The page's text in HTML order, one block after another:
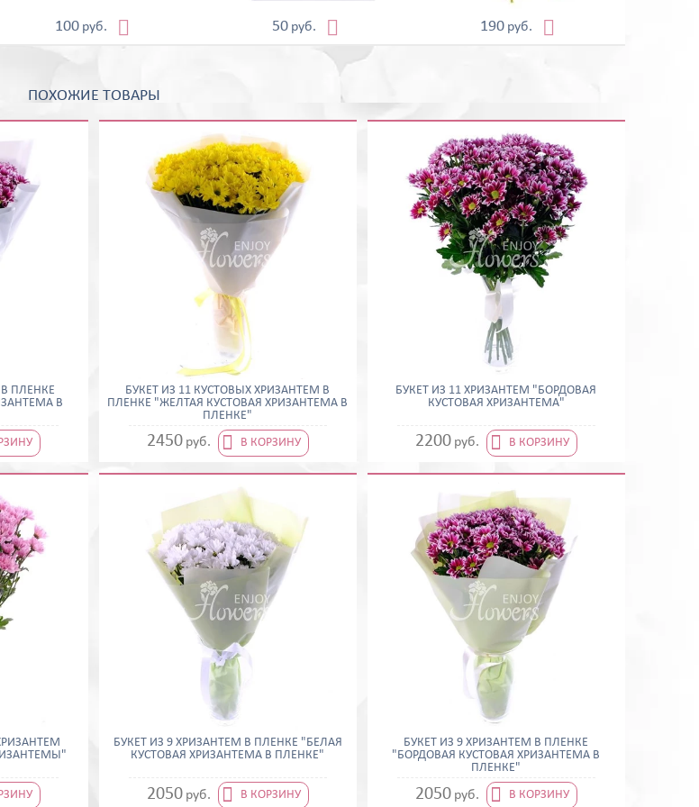
100 руб.  50 руб.  190 руб. 
ПОХОЖИЕ ТОВАРЫ
ПЛЕНКЕ
В
БУКЕТ ИЗ 11 КУСТОВЫХ ХРИЗАНТЕМ В
ПЛЕНКЕ "ЖЕЛТАЯ КУСТОВАЯ ХРИЗАНТЕМА В
ПЛЕНКЕ"
2450 руб.  В КОРЗИНУ
БУКЕТ ИЗ 11 ХРИЗАНТЕМ "БОРДОВАЯ
КУСТОВАЯ ХРИЗАНТЕМА"
2200 руб.  В КОРЗИНУ
БУКЕТ ИЗ 9 ХРИЗАНТЕМ В ПЛЕНКЕ "БЕЛАЯ
КУСТОВАЯ ХРИЗАНТЕМА В ПЛЕНКЕ"
2050 руб.  В КОРЗИНУ
БУКЕТ ИЗ 9 ХРИЗАНТЕМ В ПЛЕНКЕ
"БОРДОВАЯ КУСТОВАЯ ХРИЗАНТЕМА В
ПЛЕНКЕ"
2050 руб.  В КОРЗИНУ